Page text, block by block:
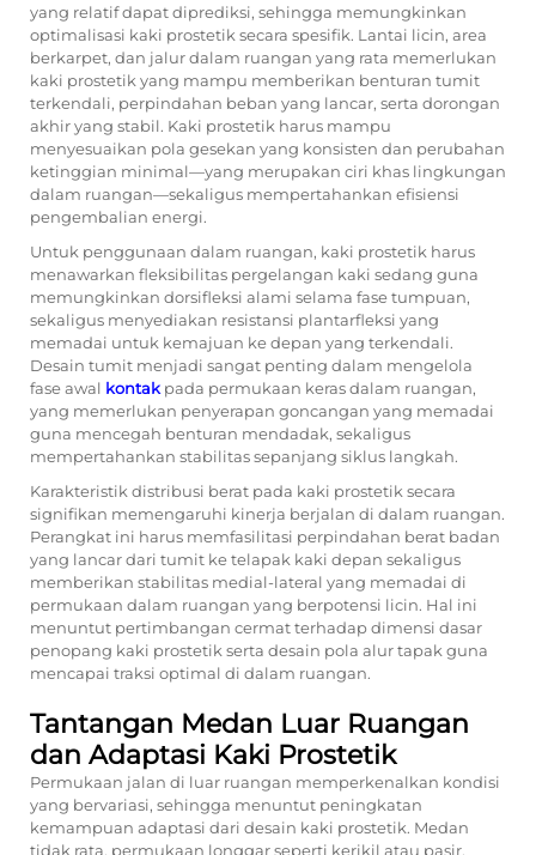
yang relatif dapat diprediksi, sehingga memungkinkan
optimalisasi kaki prostetik secara spesifik. Lantai licin, area
berkarpet, dan jalur dalam ruangan yang rata memerlukan
kaki prostetik yang mampu memberikan benturan tumit
terkendali, perpindahan beban yang lancar, serta dorongan
akhir yang stabil. Kaki prostetik harus mampu
menyesuaikan pola gesekan yang konsisten dan perubahan
ketinggian minimal—yang merupakan ciri khas lingkungan
dalam ruangan—sekaligus mempertahankan efisiensi
pengembalian energi.
Untuk penggunaan dalam ruangan, kaki prostetik harus
menawarkan fleksibilitas pergelangan kaki sedang guna
memungkinkan dorsifleksi alami selama fase tumpuan,
sekaligus menyediakan resistansi plantarfleksi yang
memadai untuk kemajuan ke depan yang terkendali.
Desain tumit menjadi sangat penting dalam mengelola
fase awal kontak pada permukaan keras dalam ruangan,
yang memerlukan penyerapan goncangan yang memadai
guna mencegah benturan mendadak, sekaligus
mempertahankan stabilitas sepanjang siklus langkah.
Karakteristik distribusi berat pada kaki prostetik secara
signifikan memengaruhi kinerja berjalan di dalam ruangan.
Perangkat ini harus memfasilitasi perpindahan berat badan
yang lancar dari tumit ke telapak kaki depan sekaligus
memberikan stabilitas medial-lateral yang memadai di
permukaan dalam ruangan yang berpotensi licin. Hal ini
menuntut pertimbangan cermat terhadap dimensi dasar
penopang kaki prostetik serta desain pola alur tapak guna
mencapai traksi optimal di dalam ruangan.
Tantangan Medan Luar Ruangan
dan Adaptasi Kaki Prostetik
Permukaan jalan di luar ruangan memperkenalkan kondisi
yang bervariasi, sehingga menuntut peningkatan
kemampuan adaptasi dari desain kaki prostetik. Medan
tidak rata, permukaan longgar seperti kerikil atau pasir,